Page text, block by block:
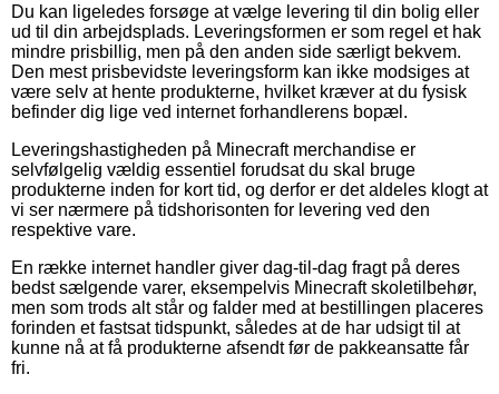
Du kan ligeledes forsøge at vælge levering til din bolig eller
ud til din arbejdsplads. Leveringsformen er som regel et hak
mindre prisbillig, men på den anden side særligt bekvem.
Den mest prisbevidste leveringsform kan ikke modsiges at
være selv at hente produkterne, hvilket kræver at du fysisk
befinder dig lige ved internet forhandlerens bopæl.
Leveringshastigheden på Minecraft merchandise er
selvfølgelig vældig essentiel forudsat du skal bruge
produkterne inden for kort tid, og derfor er det aldeles klogt at
vi ser nærmere på tidshorisonten for levering ved den
respektive vare.
En række internet handler giver dag-til-dag fragt på deres
bedst sælgende varer, eksempelvis Minecraft skoletilbehør,
men som trods alt står og falder med at bestillingen placeres
forinden et fastsat tidspunkt, således at de har udsigt til at
kunne nå at få produkterne afsendt før de pakkeansatte får
fri.